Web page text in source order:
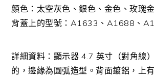
顏色：太空灰色、銀色、金色、玫瑰
背蓋上的型號：A1633、A1688、
詳細資料：顯示器 4.7 英寸（對角線
的，邊緣為圓弧造型。背面鍍鋁，上